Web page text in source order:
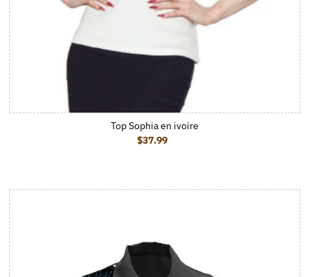
Top Sophia en ivoire
Prix ordinaire
$37.99